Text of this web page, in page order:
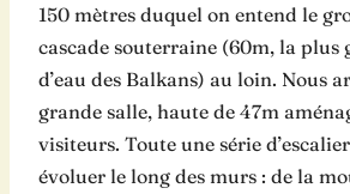
150 mètres duquel on entend le
cascade souterraine (60m, la plus
d’eau des Balkans) au loin. Nous
grande salle, haute de 47m
visiteurs. Toute une série
évoluer le long des murs : de la